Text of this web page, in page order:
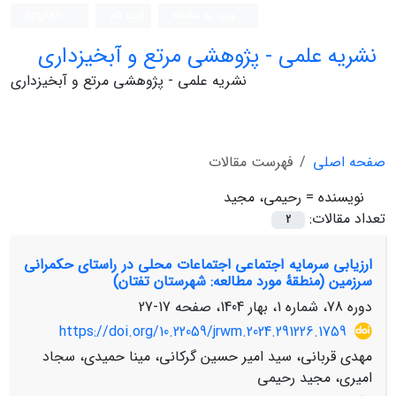
نشریه علمی - پژوهشی مرتع و آبخیزداری
نشریه علمی - پژوهشی مرتع و آبخیزداری
صفحه اصلی
فهرست مقالات
نویسنده = رحیمی، مجید
تعداد مقالات:
2
ارزیابی سرمایه اجتماعی اجتماعات محلی در راستای حکمرانی
سرزمین (منطقۀ مورد مطالعه: شهرستان تفتان)
دوره 78، شماره 1، بهار 1404، صفحه
17-27
https://doi.org/10.22059/jrwm.2024.291226.1759
مهدی قربانی، سید امیر حسین گرکانی، مینا حمیدی، سجاد
امیری، مجید رحیمی